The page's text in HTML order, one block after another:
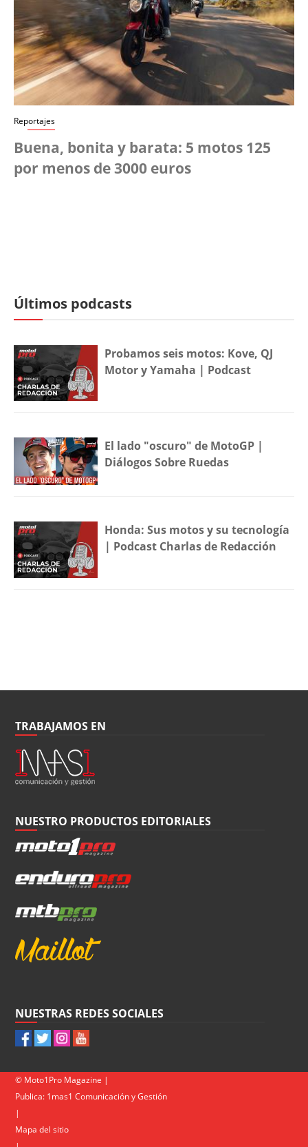
Reportajes
Buena, bonita y barata: 5 motos 125
por menos de 3000 euros
Últimos podcasts
Probamos seis motos: Kove, QJ
Motor y Yamaha | Podcast
El lado "oscuro" de MotoGP |
Diálogos Sobre Ruedas
Honda: Sus motos y su tecnología
| Podcast Charlas de Redacción
TRABAJAMOS EN
NUESTRO PRODUCTOS EDITORIALES
NUESTRAS REDES SOCIALES
© Moto1Pro Magazine |
Publica: 1mas1 Comunicación y Gestión
|
Mapa del sitio